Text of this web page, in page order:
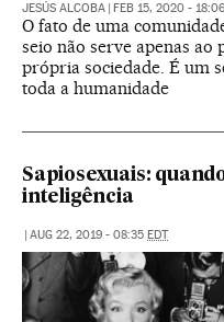
JESÚS ALCOBA FEB 15, 2020 - 18:06
O fato de uma
seio não serve apenas ao
própria sociedade. É um
toda a humanidade
Sapiosexuais:
inteligência
AUG 22, 2019 - 08:35 EDT